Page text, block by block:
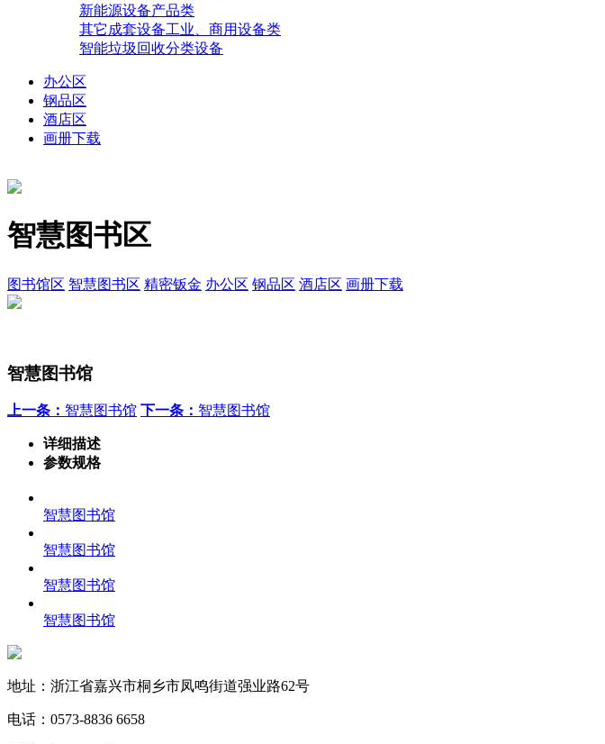
新能源设备产品类
其它成套设备工业、商用设备类
智能垃圾回收分类设备
办公区
钢品区
酒店区
画册下载
智慧图书区
图书馆区 智慧图书区 精密钣金 办公区 钢品区 酒店区 画册下载
智慧图书馆
上一条： 智慧图书馆 下一条： 智慧图书馆
详细描述
参数规格
智慧图书馆
智慧图书馆
智慧图书馆
智慧图书馆
地址：浙江省嘉兴市桐乡市凤鸣街道强业路62号
电话：0573-8836 6658